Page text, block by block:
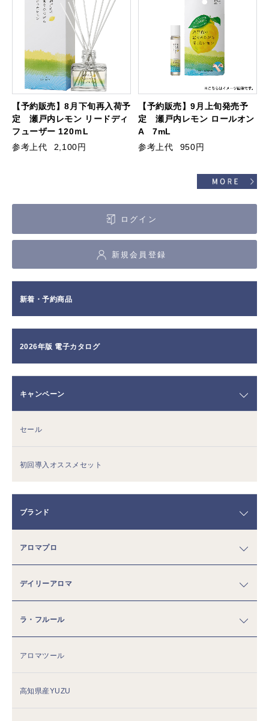
【予約販売】8月下旬再入荷予
定 瀬戸内レモン リードディ
フューザー 120ｍL
参考上代
2,100円
【予約販売】9月上旬発売予
定 瀬戸内レモン ロールオン
A 7mL
参考上代
950円
ログイン
新規会員登録
新着・予約商品
2026年版 電子カタログ
キャンペーン
セール
初回導入オススメセット
ブランド
アロマプロ
デイリーアロマ
ラ・フルール
アロマツール
高知県産YUZU